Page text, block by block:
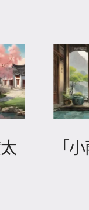
「